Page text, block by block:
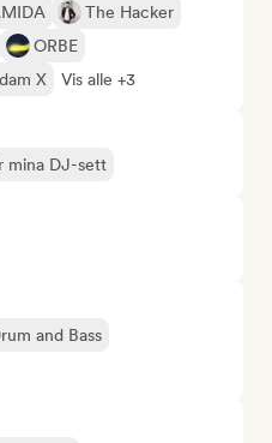
The Hacker
ORBE
X Vis alle +3
mina DJ-sett
and Bass